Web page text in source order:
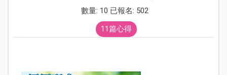
數量: 10 已報名: 502
11篇心得